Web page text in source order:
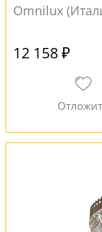
Omnilux
12 158 ₽